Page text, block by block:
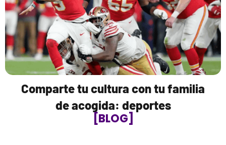
Comparte tu cultura con tu familia
de acogida: deportes
[BLOG]